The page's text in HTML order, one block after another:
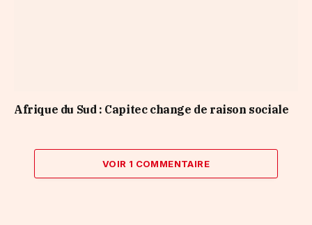
Afrique du Sud : Capitec change de raison sociale
VOIR 1 COMMENTAIRE